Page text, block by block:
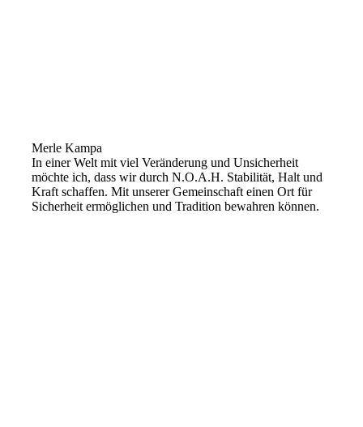
Merle Kampa
In einer Welt mit viel Veränderung und Unsicherheit
möchte ich, dass wir durch N.O.A.H. Stabilität, Halt und
Kraft schaffen. Mit unserer Gemeinschaft einen Ort für
Sicherheit ermöglichen und Tradition bewahren können.